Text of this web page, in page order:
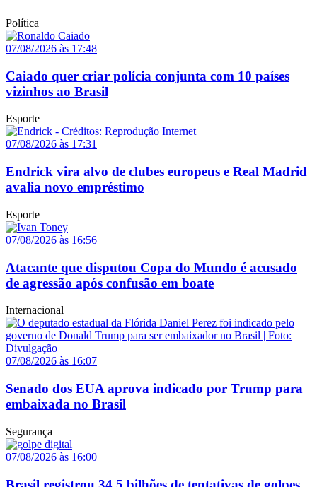
Política
07/08/2026 às 17:48
Caiado quer criar polícia conjunta com 10 países
vizinhos ao Brasil
Esporte
07/08/2026 às 17:31
Endrick vira alvo de clubes europeus e Real Madrid
avalia novo empréstimo
Esporte
07/08/2026 às 16:56
Atacante que disputou Copa do Mundo é acusado
de agressão após confusão em boate
Internacional
07/08/2026 às 16:07
Senado dos EUA aprova indicado por Trump para
embaixada no Brasil
Segurança
07/08/2026 às 16:00